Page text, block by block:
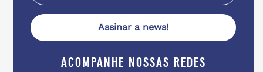
Assinar a news!
acompanhe nossas redes